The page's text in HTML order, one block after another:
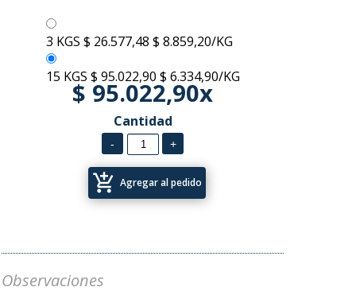
3 KGS $ 26.577,48 $ 8.859,20/KG
15 KGS $ 95.022,90 $ 6.334,90/KG
$ 95.022,90x
Cantidad
add_shopping_cart Agregar al pedido
Observaciones